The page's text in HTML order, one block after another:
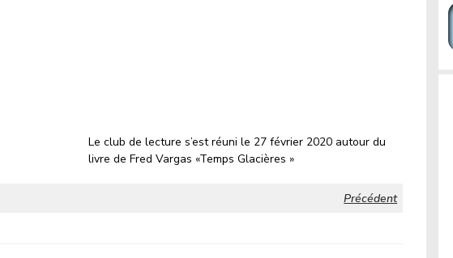
Le club de lecture s’est réuni le 27 février 2020 autour du
livre de Fred Vargas «Temps Glacières »
Précédent